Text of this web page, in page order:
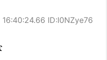
ID:I0NZye76